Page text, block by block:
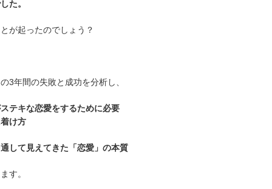
た。
が起ったのでしょう？
3年間の失敗と成功を分析し、
テキな恋愛をするために必要
け方
して見えてきた「恋愛」の本質
す。